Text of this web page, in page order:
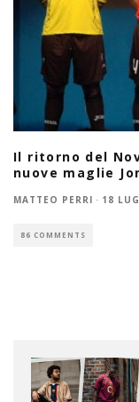
Il ritorno del
nuove maglie
MATTEO PERRI · 18
86 COMMENTS